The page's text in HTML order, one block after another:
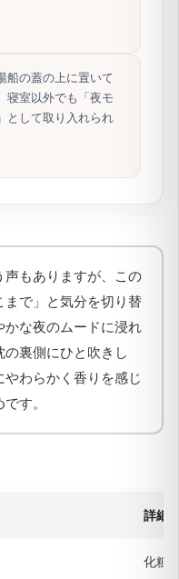
船の蓋の上に置いて
寝室以外でも「夜モ
として取り入れられ
声もありますが、この
まで」と気分を切り替
かな夜のムードに浸れ
の裏側にひと吹きし
わらかく香りを感じ
す。
詳細
化粧